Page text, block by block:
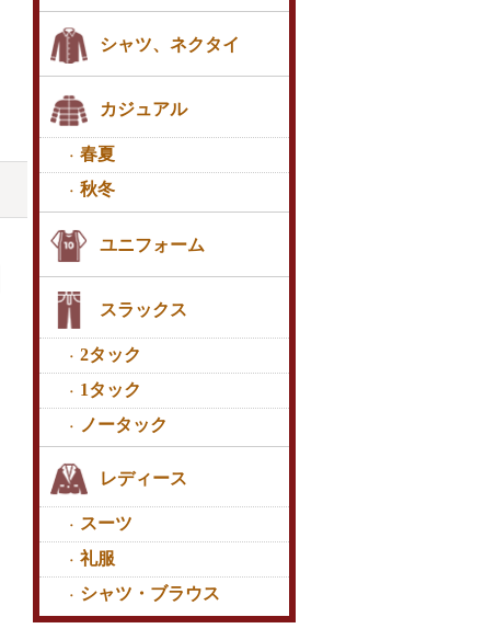
シャツ、ネクタイ
カジュアル
春夏
秋冬
ユニフォーム
スラックス
2タック
1タック
ノータック
レディース
スーツ
礼服
シャツ・ブラウス